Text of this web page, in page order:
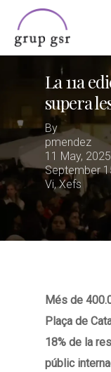
main
La 11a
supera
By
pmendez
11 May, 2025
September
Vi,Xefs
Més de
Plaça de
18% de la
públic